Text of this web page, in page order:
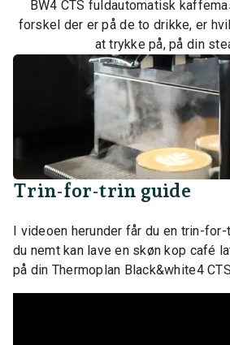
BW4 CTS fuldautomatisk
forskel der er på de to drikke, er
at trykke på, på din
Trin-for-trin guide
I videoen herunder får du en trin-
du nemt kan lave en skøn kop café
på din Thermoplan Black&white4